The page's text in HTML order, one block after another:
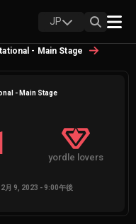
JP
- Main Stage
- Main Stage
yordle lovers
月 9, 2023 - 9:00午後